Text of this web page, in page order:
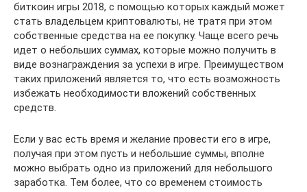
биткоин игры 2018, с помощью которых каждый может
стать владельцем криптовалюты, не тратя при этом
собственные средства на ее покупку. Чаще всего речь
идет о небольших суммах, которые можно получить в
виде вознаграждения за успехи в игре. Преимуществом
таких приложений является то, что есть возможность
избежать необходимости вложений собственных
средств.
Если у вас есть время и желание провести его в игре,
получая при этом пусть и небольшие суммы, вполне
можно выбрать одно из приложений для небольшого
заработка. Тем более, что со временем стоимость